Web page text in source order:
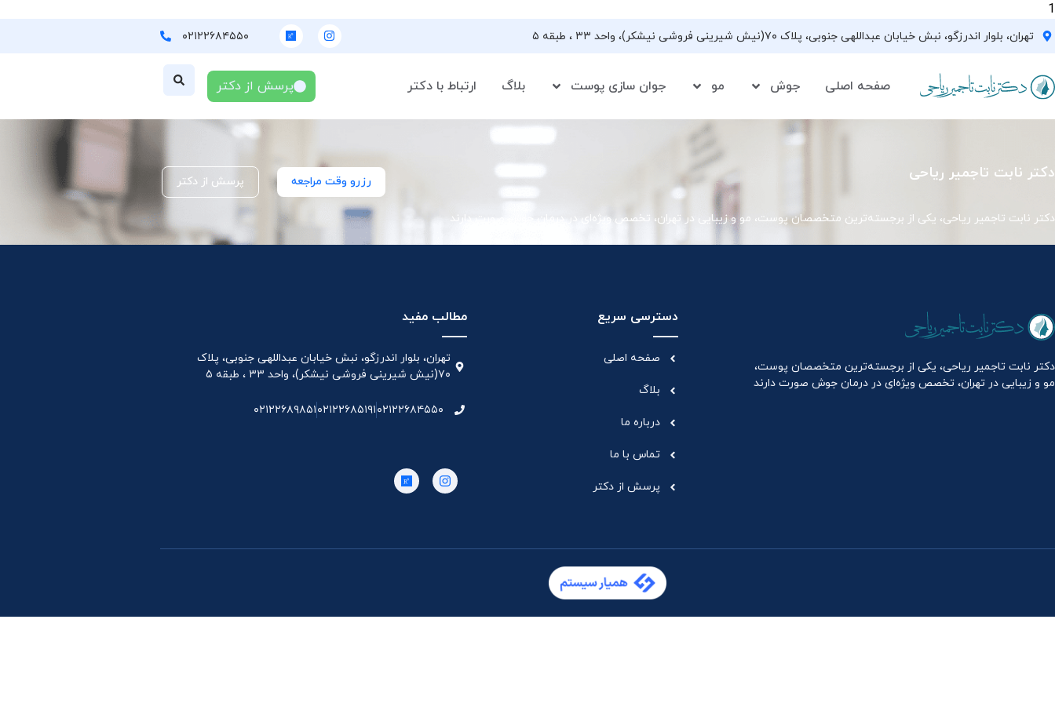
1
تهران، بلوار اندرزگو، نبش خیابان عبداللهی جنوبی، پلاک ۷۰(نیش شیرینی فروشی نیشکر)، واحد ۳۳ ، طبقه ۵ ۰۲۱۲۲۶۸۴۵۵۰
صفحه اصلی جوش مو جوان سازی پوست بلاگ ارتباط با دکتر پرسش از دکتر
دکتر نابت تاجمیر ریاحی
دکتر نابت تاجمیر ریاحی، یکی از برجسته‌ترین متخصصان پوست، مو و زیبایی در تهران، تخصص ویژه‌ای در درمان جوش صورت دارند
رزرو وقت مراجعه پرسش از دکتر
دکتر نابت تاجمیر ریاحی، یکی از برجسته‌ترین متخصصان پوست،
مو و زیبایی در تهران، تخصص ویژه‌ای در درمان جوش صورت دارند
دسترسی سریع
صفحه اصلی
بلاگ
درباره ما
تماس با ما
پرسش از دکتر
مطالب مفید
تهران، بلوار اندرزگو، نبش خیابان عبداللهی جنوبی، پلاک
۷۰(نیش شیرینی فروشی نیشکر)، واحد ۳۳ ، طبقه ۵
۰۲۱۲۲۶۸۴۵۵۰۰۲۱۲۲۶۸۵۱۹۱۰۲۱۲۲۶۸۹۸۵۱